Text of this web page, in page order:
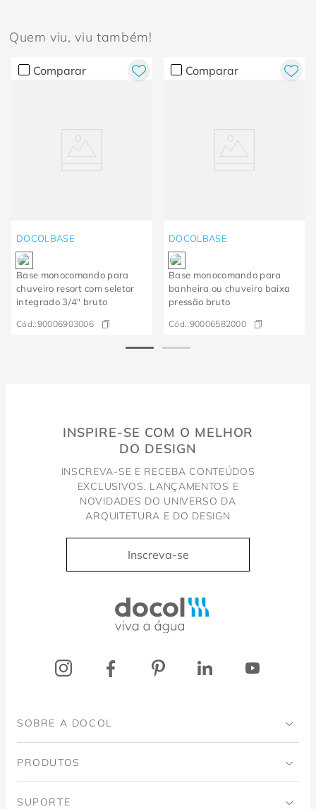
Quem viu, viu também!
Comparar
DOCOLBASE
Base monocomando para
chuveiro resort com seletor
integrado 3/4" bruto
Cód.:90006903006
Comparar
DOCOLBASE
Base monocomando para
banheira ou chuveiro baixa
pressão bruto
Cód.:90006582000
INSPIRE-SE COM O MELHOR
DO DESIGN
INSCREVA-SE E RECEBA CONTEÚDOS
EXCLUSIVOS, LANÇAMENTOS E
NOVIDADES DO UNIVERSO DA
ARQUITETURA E DO DESIGN
Inscreva-se
SOBRE A DOCOL
Institucional
PRODUTOS
Banheiro
SUPORTE